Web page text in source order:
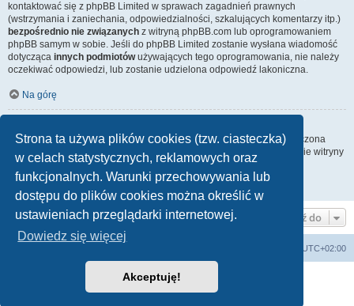
Strona ta używa plików cookies (tzw. ciasteczka)
w celach statystycznych, reklamowych oraz
funkcjonalnych. Warunki przechowywania lub
dostępu do plików cookies można określić w
ustawieniach przeglądarki internetowej.
Dowiedz się więcej
Akceptuję!
kontaktować się z phpBB Limited w sprawach zagadnień prawnych
(wstrzymania i zaniechania, odpowiedzialności, szkalujących komentarzy itp.)
bezpośrednio nie związanych z witryną phpBB.com lub oprogramowaniem
phpBB samym w sobie. Jeśli do phpBB Limited zostanie wysłana wiadomość
dotycząca innych podmiotówużywających tego oprogramowania, nie należy
oczekiwać odpowiedzi, lub zostanie udzielona odpowiedź lakoniczna.
Na górę
Wszyscy użytkownicy witryny mogą używać – jeśli funkcja ta jest włączona
przez administratora witryny – formularza „Kontakt z nami”. Członkowie witryny
mogą także używać odnośnika „Zespół administracyjny”.
Na górę
Przejdź do
UTC+02:00
Technologię dostarczaphpBB® Forum Software © phpBB Limited
Polski pakiet językowy dostarcza